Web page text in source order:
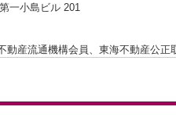
一小島ビル 201
動産流通機構会員、東海不動産公正